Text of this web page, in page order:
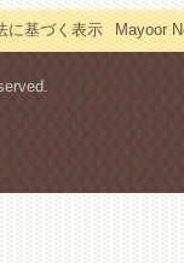
に基づく表示 Mayoor